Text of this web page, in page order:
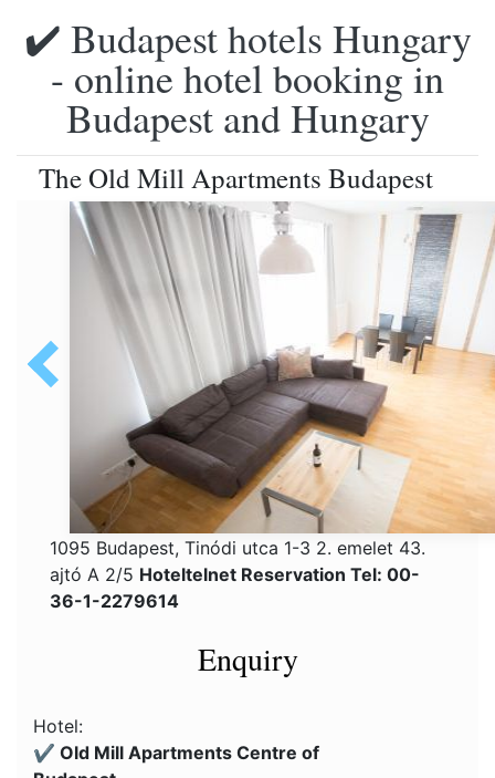
✔️ Budapest hotels Hungary
- online hotel booking in
Budapest and Hungary
The Old Mill Apartments Budapest
1095 Budapest, Tinódi utca 1-3 2. emelet 43.
ajtó A 2/5 Hoteltelnet Reservation Tel: 00-
36-1-2279614
Enquiry
Hotel:
✔️ Old Mill Apartments Centre of